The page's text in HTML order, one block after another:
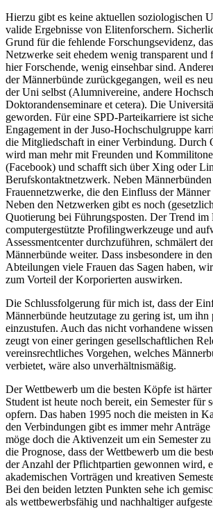
Hierzu gibt es keine aktuellen soziologischen
valide Ergebnisse von Elitenforschern.
Grund für die fehlende Forschungsevidenz,
Netzwerke seit ehedem wenig transparent und
hier Forschende, wenig einsehbar sind.
der Männerbünde zurückgegangen, weil es
der Uni selbst (Alumnivereine, andere
Doktorandenseminare et cetera). Die
geworden. Für eine SPD-Parteikarriere ist
Engagement in der Juso-Hochschulgruppe
die Mitgliedschaft in einer Verbindung. Durch
wird man mehr mit Freunden und
(Facebook) und schafft sich über Xing oder
Berufskontaktnetzwerk. Neben Männerbünden
Frauennetzwerke, die den Einfluss der
Neben den Netzwerken gibt es noch
Quotierung bei Führungsposten. Der Trend im
computergestützte Profilingwerkzeuge und
Assessmentcenter durchzuführen, schmälert
Männerbünde weiter. Dass insbesondere in
Abteilungen viele Frauen das Sagen haben,
zum Vorteil der Korporierten auswirken.
Die Schlussfolgerung für mich ist, dass der
Männerbünde heutzutage zu gering ist, um ihn
einzustufen. Auch das nicht vorhandene
zeugt von einer geringen gesellschaftlichen
vereinsrechtliches Vorgehen, welches
verbietet, wäre also unverhältnismäßig.
Der Wettbewerb um die besten Köpfe ist
Student ist heute noch bereit, ein Semester für
opfern. Das haben 1995 noch die meisten in
den Verbindungen gibt es immer mehr
möge doch die Aktivenzeit um ein Semester
die Prognose, dass der Wettbewerb um die
der Anzahl der Pflichtpartien gewonnen wird,
akademischen Vorträgen und kreativen
Bei den beiden letzten Punkten sehe ich
als wettbewerbsfähig und nachhaltiger